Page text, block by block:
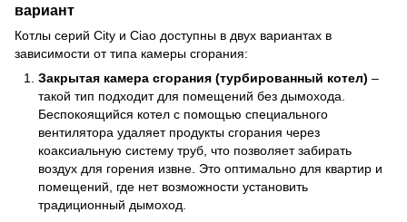
вариант
Котлы серий City и Ciao доступны в двух вариантах в
зависимости от типа камеры сгорания:
Закрытая камера сгорания (турбированный котел) –
такой тип подходит для помещений без дымохода.
Беспокоящийся котел с помощью специального
вентилятора удаляет продукты сгорания через
коаксиальную систему труб, что позволяет забирать
воздух для горения извне. Это оптимально для квартир и
помещений, где нет возможности установить
традиционный дымоход.